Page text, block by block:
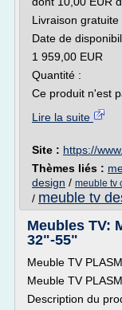
Livraison
Date de
1 959,00 EUR
Quantité :
Ce produit n'est
Lire la suite
Site : https://
Thèmes liés :
design / meuble tv
/ meuble tv
Meubles TV:
32"-55"
Meuble TV
Meuble TV
Description du